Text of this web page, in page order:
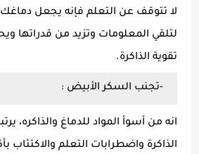
لا تتوقف عن التعلم فإنه يجعل
لتلقي المعلومات وتزيد من قدراتها
تقوية الذاكرة.
-تجنب السكر الأبيض :
انه من أسوأ المواد للدماغ والذاكره،
الذاكرة واضطرابات التعلم والاكتئاب